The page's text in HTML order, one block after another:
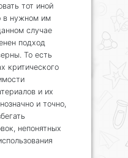
тот иной
в нужном им
случае
подход
То есть
критического
и их
и точно,
непонятных